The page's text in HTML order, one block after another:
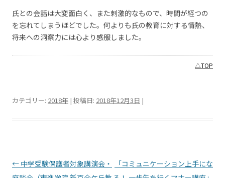
氏との会話は大変面白く、また刺激的なもので、時間が経つの
を忘れてしまうほどでした。何よりも氏の教育に対する情熱、
将来への洞察力には心より感服しました。
△TOP
カテゴリー: 2018年 | 投稿日: 2018年12月3日 |
投稿ナビゲーション
← 中学受験保護者対象講演会・
「コミュニケーション上手にな